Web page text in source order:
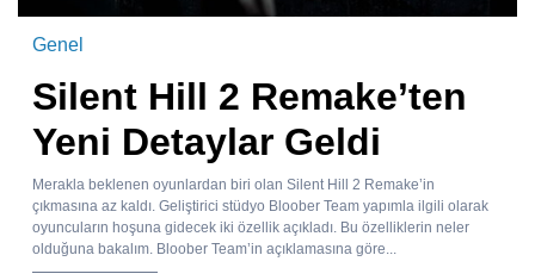
Genel
Silent Hill 2 Remake’ten
Yeni Detaylar Geldi
Merakla beklenen oyunlardan biri olan Silent Hill 2 Remake’in
çıkmasına az kaldı. Geliştirici stüdyo Bloober Team yapımla ilgili olarak
oyuncuların hoşuna gidecek iki özellik açıkladı. Bu özelliklerin neler
olduğuna bakalım. Bloober Team’in açıklamasına göre...